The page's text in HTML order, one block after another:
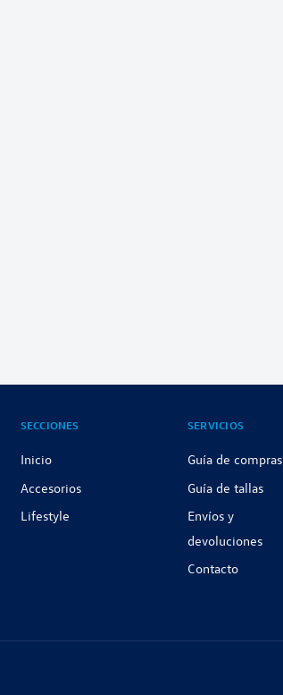
SECCIONES
Inicio
Accesorios
Lifestyle
SERVICIOS
Guía de compras
Guía de tallas
Envíos y
devoluciones
Contacto